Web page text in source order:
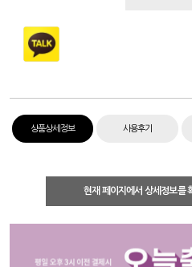
상품상세정보 사용후기
현재 페이지에서 상세정보를